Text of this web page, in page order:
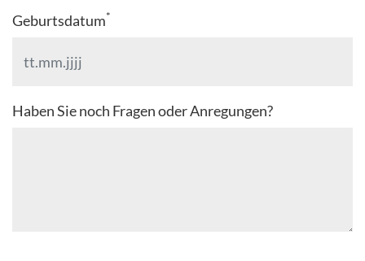
Geburtsdatum*
Haben Sie noch Fragen oder Anregungen?